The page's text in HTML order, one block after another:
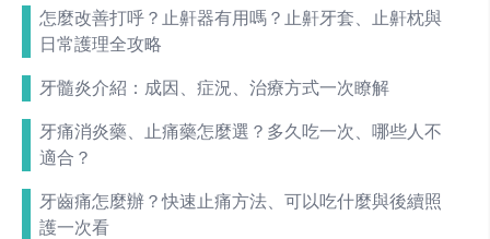
怎麼改善打呼？止鼾器有用嗎？止鼾牙套、止鼾枕與
日常護理全攻略
牙髓炎介紹：成因、症況、治療方式一次瞭解
牙痛消炎藥、止痛藥怎麼選？多久吃一次、哪些人不
適合？
牙齒痛怎麼辦？快速止痛方法、可以吃什麼與後續照
護一次看